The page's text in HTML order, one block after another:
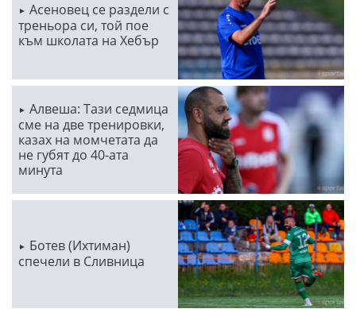
Асеновец се раздели с
треньора си, той пое
към школата на Хебър
Алвеша: Тази седмица
сме на две тренировки,
казах на момчетата да
не губят до 40-ата
минута
Ботев (Ихтиман)
спечели в Сливница